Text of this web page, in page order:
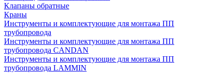
Клапаны обратные
Краны
Инструменты и комплектующие для монтажа ПП
трубопровода
Инструменты и комплектующие для монтажа ПП
трубопровода CANDAN
Инструменты и комплектующие для монтажа ПП
трубопровода LAMMIN